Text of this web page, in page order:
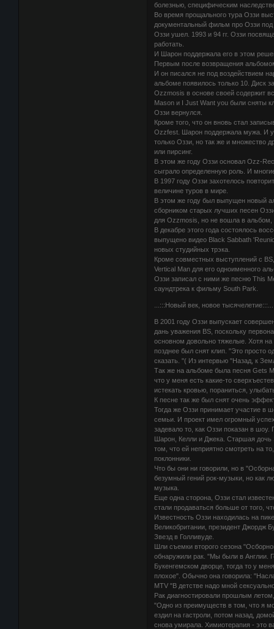
болезнью, специфическим
Во время прощального тура Оззи
документальный фильм про Оззи
Оззи ушел. 1993 и 94 гг. Оззи
работать.
И Шарон поддержала его в этом
Первым после возвращения
И он писался не под воздействием
альбоме появилось только 10. Диск
Ozzmosis в основе своей содержит
Mason и I Just Want you были сняты
Оззи вернулся.
Кроме того, что он вновь стал
Ozzfest. Шарон поддержала мужа. И
только Оззи, но так же и множество
или пирсинг.
В этом же году Оззи основал Ozz-
сыграло определенную роль. И
В 1997 году Оззи захотелось
величине туров в мире.
В этом же году был выпущен новый
сборником старых лучших песен
для Ozzmosis, но не вошла в альбом,
В декабре этого года состоялось
выпущено видео Black Sabbath
новых студийных трэка.
Кроме совместных выступлений с
Vertical Man для его одноименного
Оззи записал с ними же песню This
саундтрека к фильму South Park.
...:::Новый век, новое тысячелетие:::...
В 2001 году Оззи выпускает
дань уважения BS, поскольку
основном довольно тяжелые. Хотя
позднее был снят клип. "Это просто
сказать. "( Из интервью "Назад, к
Так же на альбоме была песня Gets
что у меня есть какие-то
истекать кровью, пораниться,
К песне так же был снят очень
Тогда же Оззи принимает участие в
семьи. И проект имел огромный
задевало то, как Оззи показан в
Шарон, Келли и Джека. Старшая дочь
том, что ей неприятно смотреть на
поклонники.
Что бы они ни говорили, но в
безумный гений рок-музыки, но как
музыка.
Еще одна сторона, Оззи стал
стали продаваться больше от того,
Известность Оззи находилась на
Великобритании, президент Джордж
Звезд в Голливуде.
Шли съемки второго сезона
обнаружили рак. "Мы были в Англии.
Букенгемском дворце, тогда то у
плохое". Обычно она говорила:
MTV "В детстве надо мной
Рак диагностировали прошлым
"Одно из преимуществ в том, что я
ездил на гастроли, потом назад,
снова умирала. Химиотерапия - это